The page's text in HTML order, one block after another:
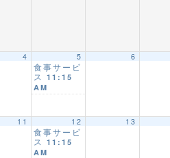
4 5
食事サービ
ス 11:15
AM
6
11 12
食事サービ
ス 11:15
AM
13